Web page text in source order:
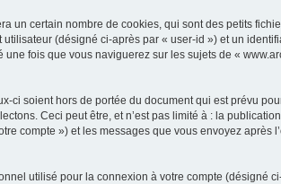
un certain nombre de cookies, qui sont des petits
(désigné ci-après par « user-id ») et un
fois que vous naviguerez sur les sujets de «
ci soient hors de portée du document qui est prévu
Ceci peut être, et n’est pas limité à : la
compte ») et les messages que vous envoyez après
utilisé pour la connexion à votre compte (désigné